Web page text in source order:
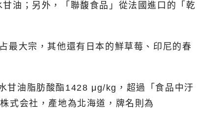
油；另外，「聯馥食品」從法國進口的「乾
最大宗，其他還有日本的鮮草莓、印尼的春
甘油脂肪酸酯1428 μg/kg，超過「食品中汙
式会社，產地為北海道，牌名則為